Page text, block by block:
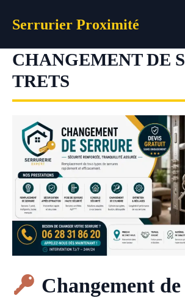
Serrurier Proximité
CHANGEMENT DE
TRETS
Changement